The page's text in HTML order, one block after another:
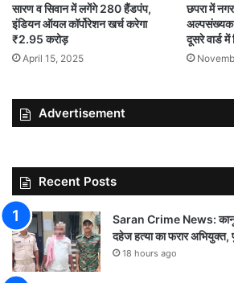
सारण व सिवान में लगेंगे 280 हैंडपंप,
इंडियन ऑयल कॉर्पोरेशन खर्च करेगा
₹2.95 करोड़
April 15, 2025
छपरा में
अल्पसंख्यक
दूसरे वार्ड में
Advertisement
Recent Posts
Saran Crime News:
दहेज हत्या का फरार अभियुक्त,
18 hours ago